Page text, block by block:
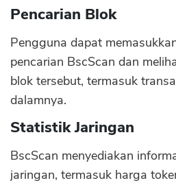
Pencarian Blok
Pengguna dapat
pencarian BscScan dan
blok tersebut, termasuk
dalamnya.
Statistik Jaringan
BscScan menyediakan
jaringan, termasuk harga